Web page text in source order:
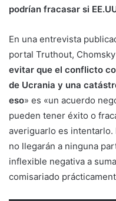
podrían fracasar si
En una entrevista
portal Truthout, Chomsky
evitar que el conflicto
de Ucrania y una
eso» es «un acuerdo
pueden tener éxito o
averiguarlo es
no llegarán a ninguna
inflexible negativa a
comisariado